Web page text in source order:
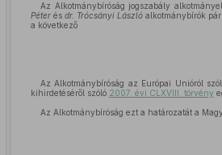
Az Alkotmánybíróság jogszabály
Péterésdr. Trócsányi Lászlóalkotmánybírók
a következő
Az Alkotmánybíróság az Európai Unióról
kihirdetéséről szóló 2007. évi CLXVIII. törvény
Az Alkotmánybíróság ezt a határozatát a